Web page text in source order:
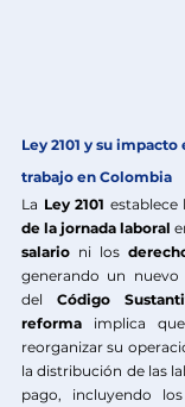
Ley 2101 y su
trabajo en Colombia
La Ley 2101 establece
de la jornada laboral
salario ni los
generando un
del Código
reforma implica
reorganizar su
la distribución de las
pago, incluyendo los